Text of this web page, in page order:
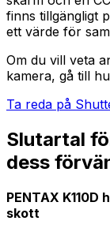
finns tillgängligt
ett värde för
Om du vill veta
kamera, gå till
Ta reda på
Slutartal
dess
PENTAX
skott